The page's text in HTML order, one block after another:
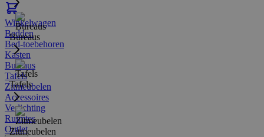
Winkelwagen
Bureaus
Tafels
Zitmeubelen
Bedden
Bed-toebehoren
Kasten
Bureaus
Tafels
Zitmeubelen
Accessoires
Verlichting
Ruimtes
Outlet